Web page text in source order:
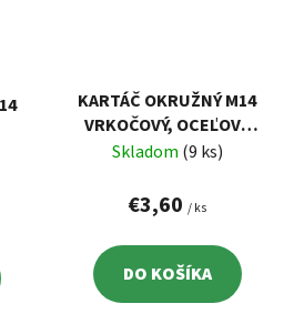
KARTÁČ OKRUŽNÝ M14
VRKOČOVÝ, OCEĽOVÝ
DRÔT 0,5MM, 125MM
Skladom (9 ks)
€3,60 / ks
DO KOŠÍKA